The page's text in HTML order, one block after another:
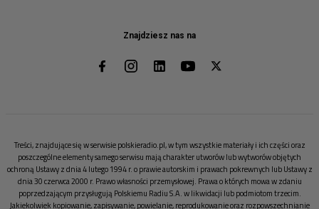
Znajdziesz nas na
Treści, znajdujące się w serwisie polskieradio.pl, w tym wszystkie materiały i ich części oraz
poszczególne elementy samego serwisu mają charakter utworów lub wytworów objętych
ochroną Ustawy z dnia 4 lutego 1994 r. o prawie autorskim i prawach pokrewnych lub Ustawy z
dnia 30 czerwca 2000 r. Prawo własności przemysłowej. Prawa o których mowa w zdaniu
poprzedzającym przysługują Polskiemu Radiu S.A. w likwidacji lub podmiotom trzecim.
Jakiekolwiek kopiowanie, zapisywanie, powielanie, reprodukowanie oraz rozpowszechnianie